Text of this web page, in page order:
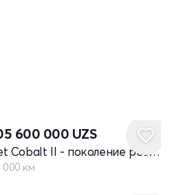
600 000 UZS
Chevrolet Cobalt II - поколение рестайлинг
000 км